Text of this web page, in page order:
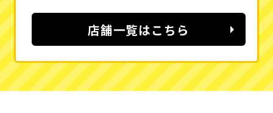
店舗一覧はこちら